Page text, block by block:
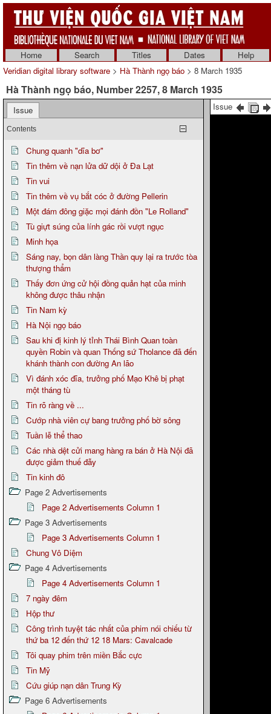
Home Search Titles Dates
Help
Veridian digital library software > Hà Thành ngọ báo > 8 March 1935
Hà Thành ngọ báo, Number 2257, 8 March 1935
Issue
Contents
Chung quanh "dĩa bơ"
Tin thêm về nạn lửa dữ dội ở Đa Lạt
Tin vui
Tin thêm về vụ bắt cóc ở đường Pellerin
Một đám đông giặc mọi đánh đồn "Le Rolland"
Tù giựt súng của lính gác rồi vượt ngục
Minh họa
Sáng nay, bọn dân làng Thần quy lại ra trước tòa
thượng thẩm
Thấy đơn ứng cử hội đồng quản hạt của minh
không được thâu nhận
Tin Nam kỳ
Hà Nội ngọ báo
Sau khi đị kinh lý tỉnh Thái Bình Quan toàn
quyền Robin và quan Thống sứ Tholance đã đến
khánh thành con đường An lão
Vì đánh xóc đĩa, trưởng phố Mạo Khê bị phạt
một tháng tù
Tin rõ ràng về ...
Cướp nhà viên cự bang trưởng phố bờ sông
Tuần lễ thể thao
Các nhà dệt cửi mang hàng ra bán ở Hà Nội đã
được giảm thuế đẫy
Tin kinh đô
Page 2 Advertisements
Page 2 Advertisements Column 1
Page 3 Advertisements
Page 3 Advertisements Column 1
Chung Vô Diệm
Page 4 Advertisements
Page 4 Advertisements Column 1
7 ngày đêm
Hộp thư
Công trình tuyệt tác nhất của phim nói chiếu từ
thứ ba 12 đến thứ 12 18 Mars: Cavalcade
Tôi quay phim trên miền Bắc cực
Tin Mỹ
Cứu giúp nạn dân Trung Kỳ
Page 6 Advertisements
Issue